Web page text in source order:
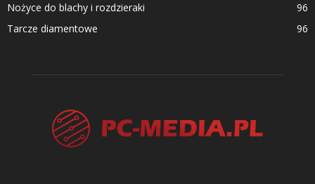
Nożyce do blachy i rozdzieraki
96
Tarcze diamentowe
96